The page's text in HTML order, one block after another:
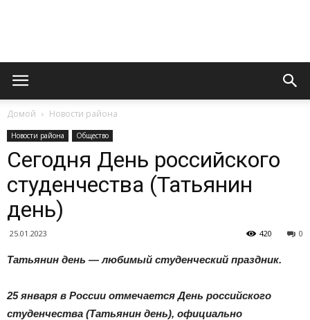
Официальный
газеты
|
Домой Новости района
Новости района Общество
Сегодня День российского
студенчества (Татьянин
день)
25.01.2023 0
420
Татьянин день — любимый студенческий праздник.
25 января в России отмечается День российского
студенчества (Татьянин день), официально